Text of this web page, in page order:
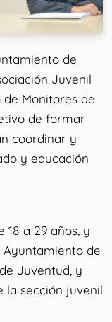
de
Juvenil
de Monitores de
de formar
coordinar y
y educación
18 a 29 años, y
de
Juventud, y
la sección juvenil